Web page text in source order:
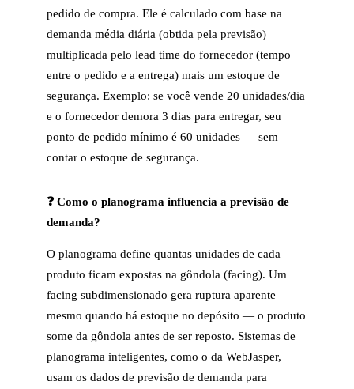
pedido de compra. Ele é calculado com base na
demanda média diária (obtida pela previsão)
multiplicada pelo lead time do fornecedor (tempo
entre o pedido e a entrega) mais um estoque de
segurança. Exemplo: se você vende 20 unidades/dia
e o fornecedor demora 3 dias para entregar, seu
ponto de pedido mínimo é 60 unidades — sem
contar o estoque de segurança.
❓ Como o planograma influencia a previsão de
demanda?
O planograma define quantas unidades de cada
produto ficam expostas na gôndola (facing). Um
facing subdimensionado gera ruptura aparente
mesmo quando há estoque no depósito — o produto
some da gôndola antes de ser reposto. Sistemas de
planograma inteligentes, como o da WebJasper,
usam os dados de previsão de demanda para